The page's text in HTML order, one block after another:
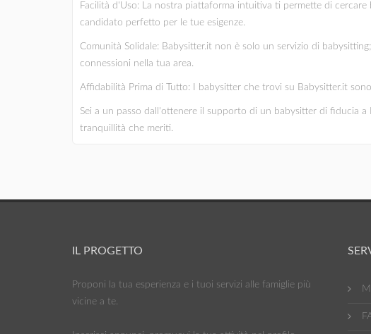
Facilità d'Uso: La nostra piattaforma intuitiva ti permette di
candidato perfetto per le tue esigenze.
Comunità Solidale: Babysitter.it non è solo un servizio di
connessioni nella tua area.
Affidabilità Prima di Tutto: I babysitter che trovi su Babysitter.it
Sei a un passo dall'ottenere il supporto di un babysitter di fiducia
tranquillità che meriti.
IL PROGETTO
Proponi la tua esperienza e i tuoi servizi alle famiglie più
vicine a te.